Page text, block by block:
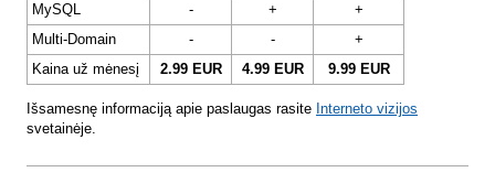
MySQL
- +
+
Multi-Domain
- -
+
Kaina už mėnesį
2.99 EUR 4.99 EUR 9.99 EUR
Išsamesnę informaciją apie paslaugas rasite Interneto vizijos
svetainėje.